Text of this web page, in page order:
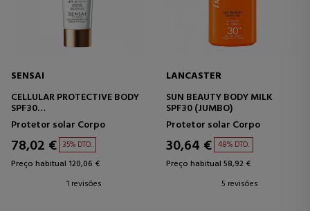
SENSAI
CELLULAR PROTECTIVE BODY
SPF30
PROTETOR SOLAR CORPORAL
Protetor solar Corpo
78,02 € 35% DTO.
Preço habitual 120,06 €
1 revisões
LANCASTER
SUN BEAUTY BODY MILK
SPF30 (JUMBO)
Protetor solar Corpo
30,64 € 48% DTO.
Preço habitual 58,92 €
5 revisões